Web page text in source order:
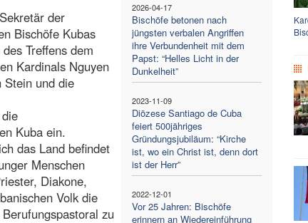
2026-04-17
Bischöfe betonen nach
jüngsten verbalen Angriffen
ihre Verbundenheit mit dem
Papst: “Helles Licht in der
Dunkelheit”
2023-11-09
Diözese Santiago de Cuba
feiert 500jähriges
Gründungsjubiläum: “Kirche
ist, wo ein Christ ist, denn dort
ist der Herr”
2022-12-01
Vor 25 Jahren: Bischöfe
erinnern an Wiedereinführung
der
Bischöfe Kubas
Treffens dem
Kardinals Nguyen
Stein und die
Kuba ein.
das Land befindet
Menschen
Diakone,
Volk die
zu